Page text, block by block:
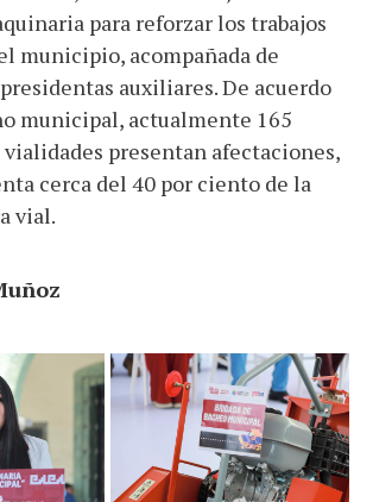
para reforzar los trabajos
municipio, acompañada de
auxiliares. De acuerdo
municipal, actualmente 165
presentan afectaciones,
cerca del 40 por ciento de la
vial.